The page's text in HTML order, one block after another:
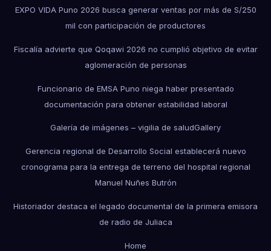
EXPO VIDA Puno 2026 busca generar ventas por más de S/250
mil con participación de productores
Fiscalía advierte que Qoqawi 2026 no cumplió objetivo de evitar
aglomeración de personas
Funcionario de EMSA Puno niega haber presentado
documentación para obtener estabilidad laboral
Galería de imágenes – vigilia de saludGallery
Gerencia regional de Desarrollo Social establecerá nuevo
cronograma para la entrega de terreno del hospital regional
Manuel Nuñes Butrón
Historiador destaca el legado documental de la primera emisora
de radio de Juliaca
Home